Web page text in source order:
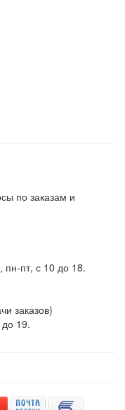
по заказам и
пн-пт, с 10 до 18.
заказов)
19.